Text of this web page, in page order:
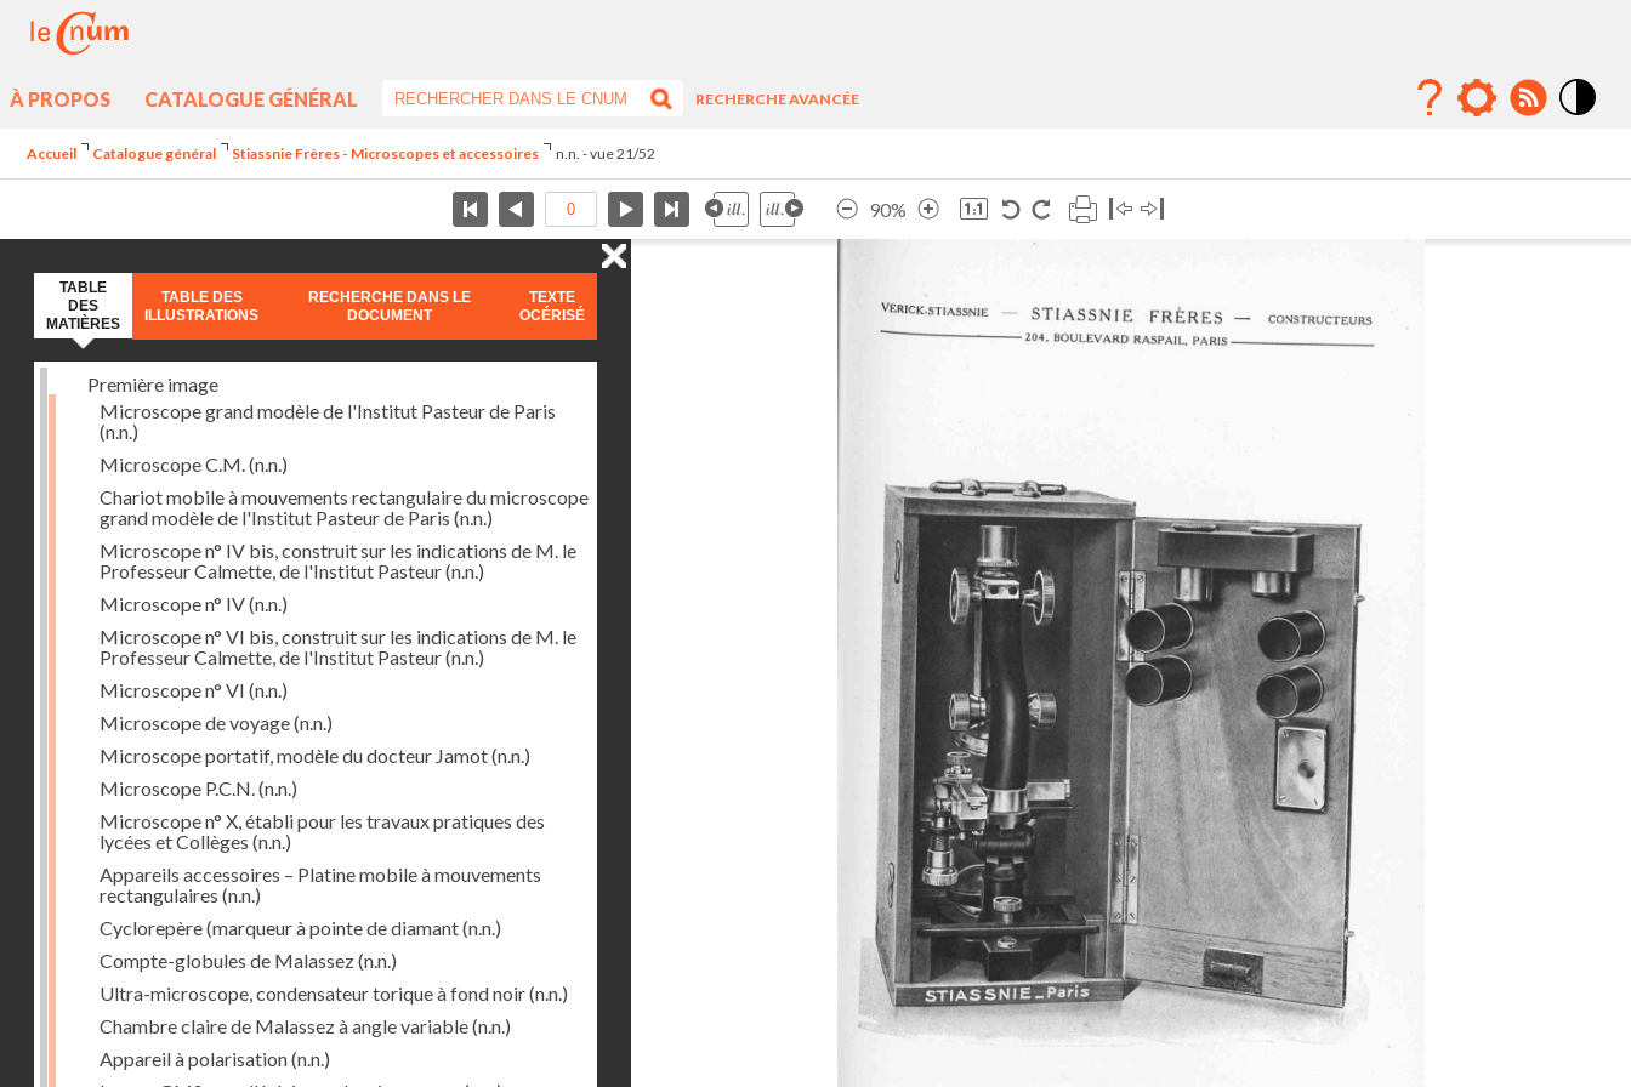
À PROPOS CATALOGUE GÉNÉRAL
RECHERCHE AVANCÉE
Accueil Catalogue général Stiassnie Frères - Microscopes et accessoires n.n. - vue 21/52
90%
TABLE
DES
MATIÈRES
TABLE DES
ILLUSTRATIONS
RECHERCHE DANS LE
DOCUMENT
TEXTE
OCÉRISÉ
Première image
Microscope grand modèle de l'Institut Pasteur de Paris
(n.n.)
Microscope C.M.(n.n.)
Chariot mobile à mouvements rectangulaire du microscope
grand modèle de l'Institut Pasteur de Paris (n.n.)
Microscope n° IV bis, construit sur les indications de M. le
Professeur Calmette, de l'Institut Pasteur(n.n.)
Microscope n° IV(n.n.)
Microscope n° VI bis, construit sur les indications de M. le
Professeur Calmette, de l'Institut Pasteur(n.n.)
Microscope n° VI (n.n.)
Microscope de voyage(n.n.)
Microscope portatif, modèle du docteur Jamot(n.n.)
Microscope P.C.N.(n.n.)
Microscope n° X, établi pour les travaux pratiques des
lycées et Collèges (n.n.)
Appareils accessoires – Platine mobile à mouvements
rectangulaires (n.n.)
Cyclorepère (marqueur à pointe de diamant(n.n.)
Compte-globules de Malassez(n.n.)
Ultra-microscope, condensateur torique à fond noir(n.n.)
Chambre claire de Malassez à angle variable(n.n.)
Appareil à polarisation(n.n.)